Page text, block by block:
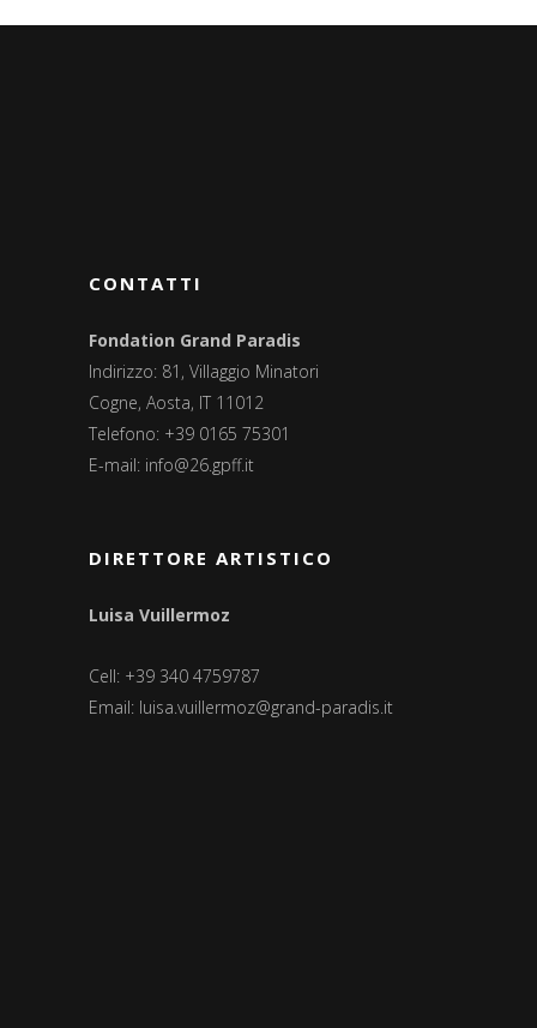
CONTATTI
Fondation Grand Paradis
Indirizzo: 81, Villaggio Minatori
Cogne, Aosta, IT 11012
Telefono: +39 0165 75301
E-mail: info@26.gpff.it
DIRETTORE ARTISTICO
Luisa Vuillermoz
Cell: +39 340 4759787
Email: luisa.vuillermoz@grand-paradis.it